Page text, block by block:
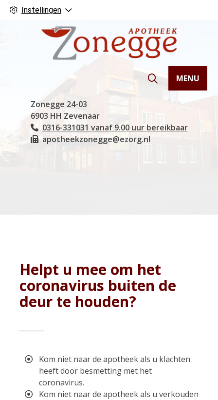
Instellingen
Hoofdmenu
MENU
Zonegge 24-03
6903 HH Zevenaar
Tel:
0316-331031 vanaf 9.00 uur bereikbaar
Fax:
apotheekzonegge@ezorg.nl
Helpt u mee om het
coronavirus buiten de
deur te houden?
Kom niet naar de apotheek als u klachten
heeft door besmetting met het
coronavirus.
Kom niet naar de apotheek als u verkouden